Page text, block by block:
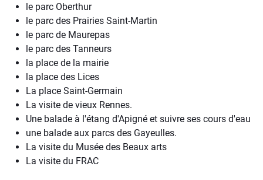
le parc Oberthur
le parc des Prairies Saint-Martin
le parc de Maurepas
le parc des Tanneurs
la place de la mairie
la place des Lices
La place Saint-Germain
La visite de vieux Rennes.
Une balade à l'étang d'Apigné et suivre ses cours d'eau
une balade aux parcs des Gayeulles.
La visite du Musée des Beaux arts
La visite du FRAC